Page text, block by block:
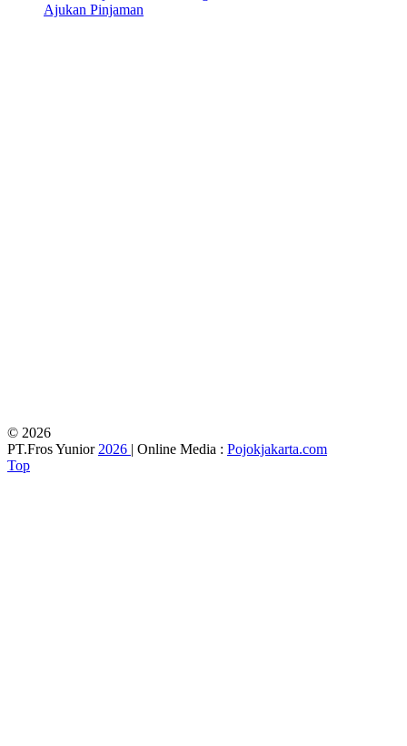
Ajukan Pinjaman
© 2026
PT.Fros Yunior2026 | Online Media : Pojokjakarta.com
Top